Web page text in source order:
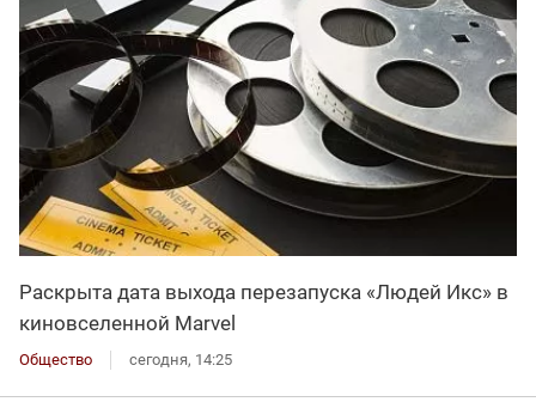
Раскрыта дата выхода перезапуска «Людей Икс» в
киновселенной Marvel
Общество сегодня, 14:25